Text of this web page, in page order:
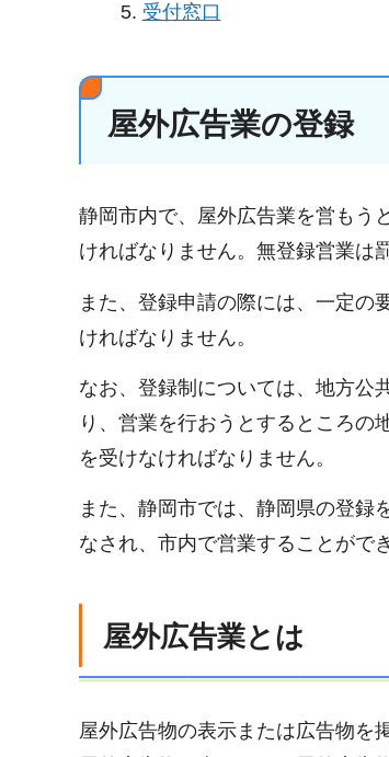
受付窓口
屋外広告業の登録
静岡市内で、屋外広告業を営もう
ければなりません。無登録営業は
また、登録申請の際には、一定の
ければなりません。
なお、登録制については、地方公
り、営業を行おうとするところの
を受けなければなりません。
また、静岡市では、静岡県の登録
なされ、市内で営業することがで
屋外広告業とは
屋外広告物の表示または広告物を